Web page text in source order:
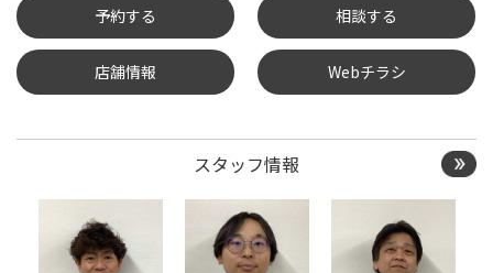
予約する
タイヤ点検・安全点検/タ
約
クローク契約会員専用タ
イヤ履き替え※タイヤ履
き替えを希望のクローク
契約会員の方はこちらを
選択ください
相談する
店舗情報 Webチラシ
スタッフ情報